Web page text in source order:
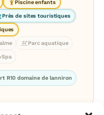
Piscine enfants
Près de sites touristiques
Parc aquatique
Spa
R10 domaine de lanniron